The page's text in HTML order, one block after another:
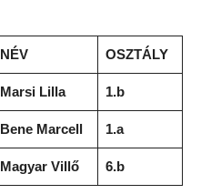
NÉV OSZTÁLY
Marsi Lilla 1.b
Bene Marcell 1.a
Magyar Villő 6.b